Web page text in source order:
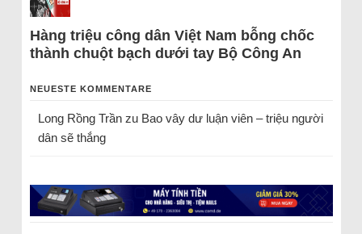
Hàng triệu công dân Việt Nam bỗng chốc
thành chuột bạch dưới tay Bộ Công An
NEUESTE KOMMENTARE
Long Rồng Trầnzu Bao vây dư luận viên – triệu người
dân sẽ thắng